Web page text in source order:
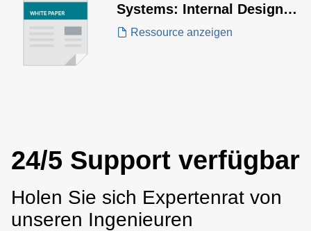
Systems: Internal Design
vs. Off-the-Shelf Modules
Ressource anzeigen
24/5 Support verfügbar
Holen Sie sich Expertenrat von
unseren Ingenieuren